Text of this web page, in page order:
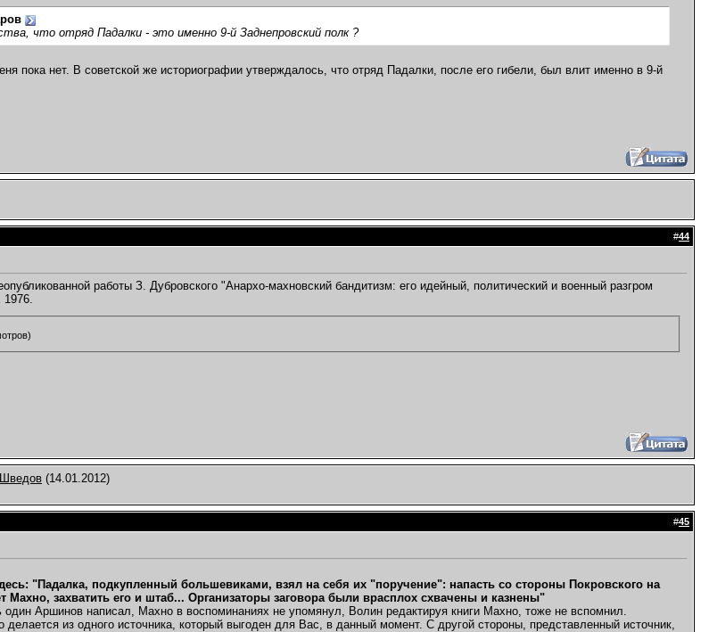
что отряд Падалки - это именно 9-й Заднепровский полк ?
пока нет. В советской же историографии утверждалось, что отряд Падалки, после его гибели, был влит именно в 9-й
#44
работы З. Дубровского "Анархо-махновский бандитизм: его идейный, политический и военный разгром
1976.
(14.01.2012)
#45
"Падалка, подкупленный большевиками, взял на себя их "поручение": напасть со стороны Покровского на
Махно, захватить его и штаб... Организаторы заговора были врасплох схвачены и казнены"
Аршинов написал, Махно в воспоминаниях не упомянул, Волин редактируя книги Махно, тоже не вспомнил.
из одного источника, который выгоден для Вас, в данный момент. С другой стороны, представленный источник,